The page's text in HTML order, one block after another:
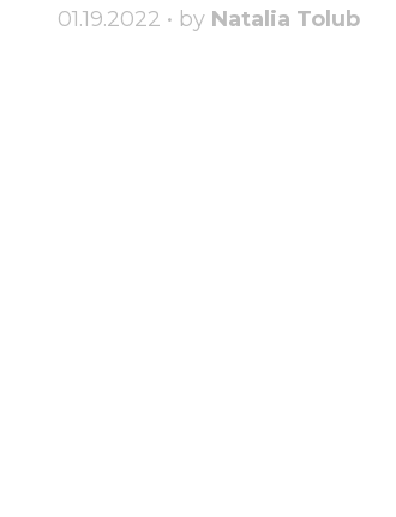
01.19.2022 • by Natalia Tolub